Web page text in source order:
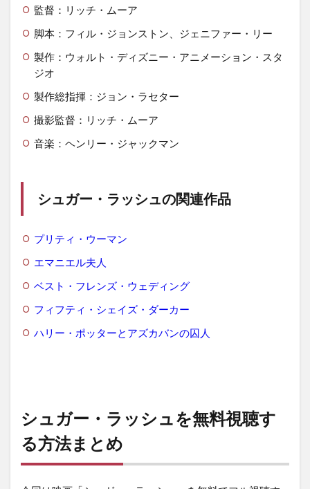
監督：リッチ・ムーア
脚本：フィル・ジョンストン、ジェニファー・リー
製作：ウォルト・ディズニー・アニメーション・スタ
ジオ
製作総指揮：ジョン・ラセター
撮影監督：リッチ・ムーア
音楽：ヘンリー・ジャックマン
シュガー・ラッシュの関連作品
プリティ・ウーマン
エマニエル夫人
ベスト・フレンズ・ウェディング
フィフティ・シェイズ・ダーカー
ハリー・ポッターとアズカバンの囚人
シュガー・ラッシュを無料視聴す
る方法まとめ